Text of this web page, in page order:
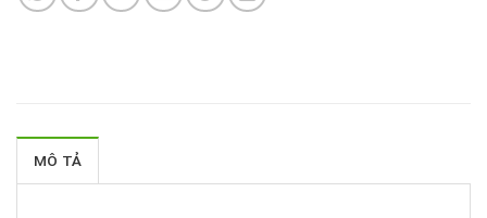
MÔ TẢ